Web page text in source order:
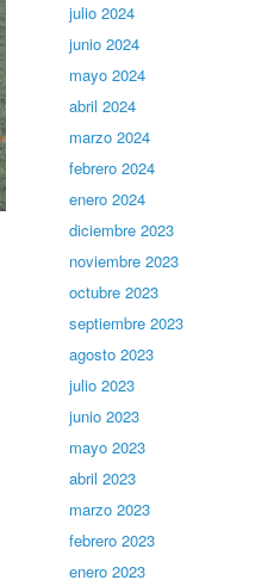
julio 2024
junio 2024
mayo 2024
abril 2024
marzo 2024
febrero 2024
enero 2024
diciembre 2023
noviembre 2023
octubre 2023
septiembre 2023
agosto 2023
julio 2023
junio 2023
mayo 2023
abril 2023
marzo 2023
febrero 2023
enero 2023